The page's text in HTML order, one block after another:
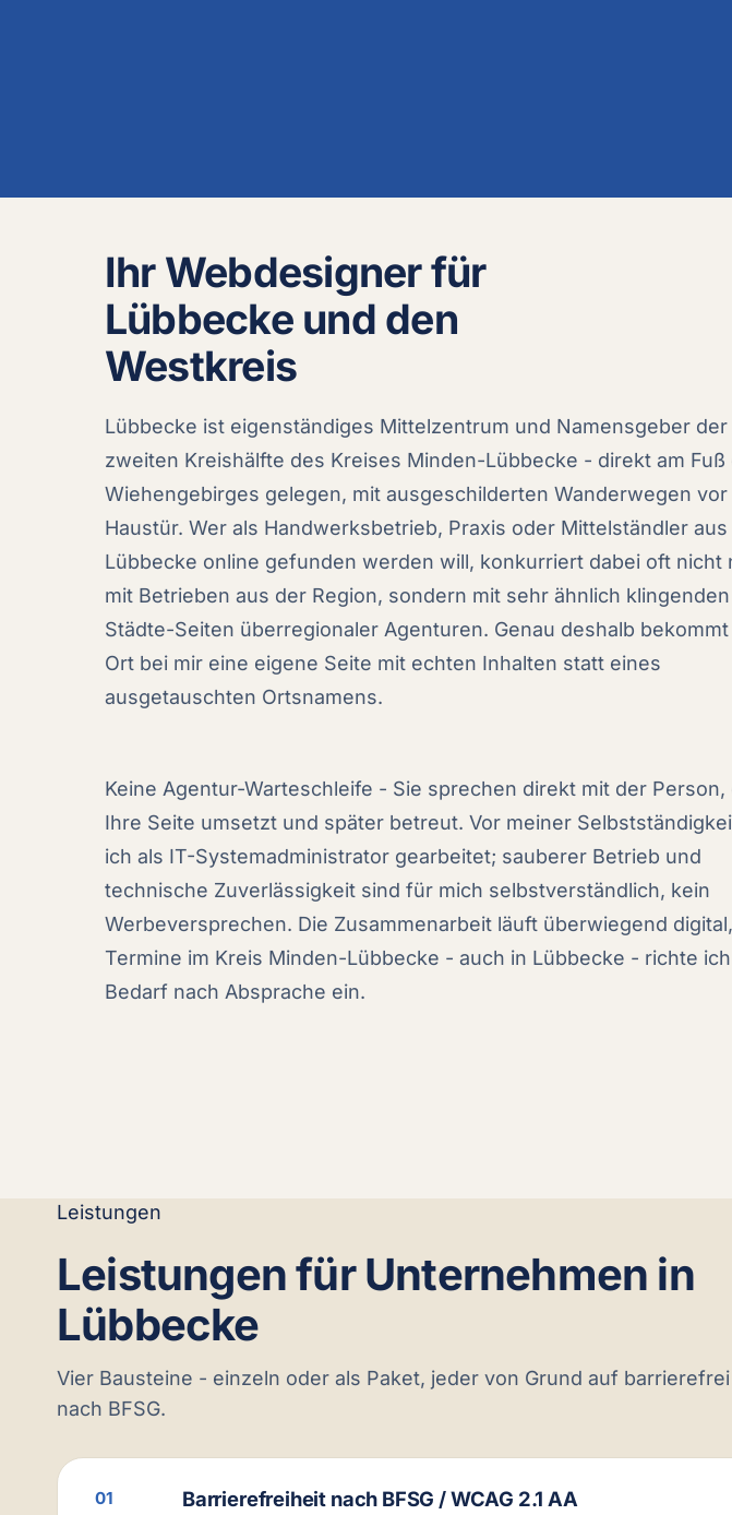
Ihr Webdesigner für
Lübbecke und den
Westkreis
Lübbecke ist eigenständiges Mittelzentrum und Namensgeber der
zweiten Kreishälfte des Kreises Minden-Lübbecke - direkt am Fuß
Wiehengebirges gelegen, mit ausgeschilderten Wanderwegen
Haustür. Wer als Handwerksbetrieb, Praxis oder Mittelständler aus
Lübbecke online gefunden werden will, konkurriert dabei oft nicht
mit Betrieben aus der Region, sondern mit sehr ähnlich
Städte-Seiten überregionaler Agenturen. Genau deshalb
Ort bei mir eine eigene Seite mit echten Inhalten statt eines
ausgetauschten Ortsnamens.
Keine Agentur-Warteschleife - Sie sprechen direkt mit der Person,
Ihre Seite umsetzt und später betreut. Vor meiner
ich als IT-Systemadministrator gearbeitet; sauberer Betrieb und
technische Zuverlässigkeit sind für mich selbstverständlich, kein
Werbeversprechen. Die Zusammenarbeit läuft überwiegend digital,
Termine im Kreis Minden-Lübbecke - auch in Lübbecke - richte
Bedarf nach Absprache ein.
Leistungen
Leistungen für Unternehmen in
Lübbecke
Vier Bausteine - einzeln oder als Paket, jeder von Grund auf barrierefrei
nach BFSG.
01 Barrierefreiheit nach BFSG / WCAG 2.1 AA